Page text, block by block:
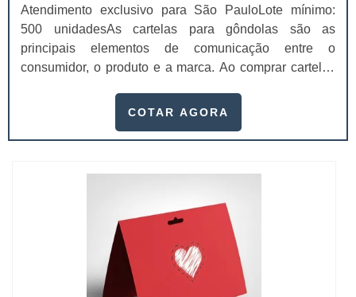
Atendimento exclusivo para São PauloLote mínimo:
500 unidadesAs cartelas para gôndolas são as
principais elementos de comunicação entre o
consumidor, o produto e a marca. Ao comprar cartelas
agregar valor e representar muito bem o seu produto.A
comunicação entre o consumidor, o produto e a marca.
COTAR AGORA